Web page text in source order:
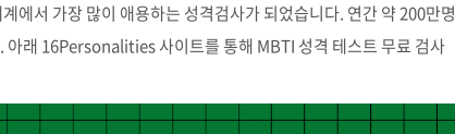
에서 가장 많이 애용하는 성격검사가 되었습니다. 연간 약 200만명
아래 16Personalities 사이트를 통해 MBTI 성격 테스트 무료 검사